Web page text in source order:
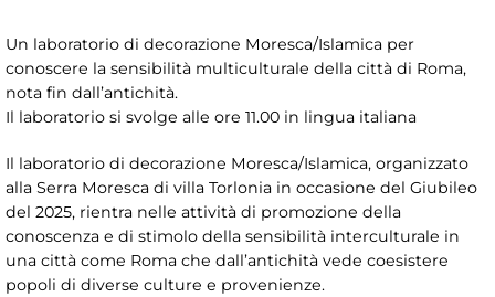
Un laboratorio di decorazione Moresca/Islamica per
conoscere la sensibilità multiculturale della città di Roma,
nota fin dall’antichità.
Il laboratorio si svolge alle ore 11.00 in lingua italiana
Il laboratorio di decorazione Moresca/Islamica, organizzato
alla Serra Moresca di villa Torlonia in occasione del Giubileo
del 2025, rientra nelle attività di promozione della
conoscenza e di stimolo della sensibilità interculturale in
una città come Roma che dall’antichità vede coesistere
popoli di diverse culture e provenienze.